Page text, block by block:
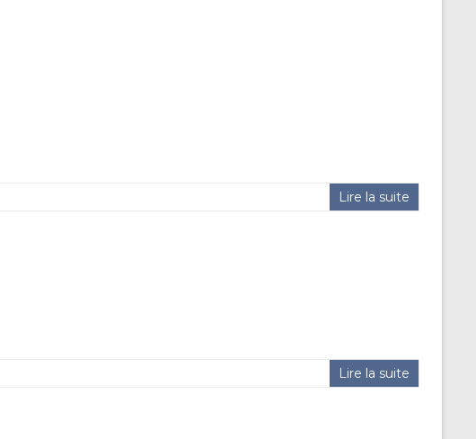
Lire la suite
Lire la suite